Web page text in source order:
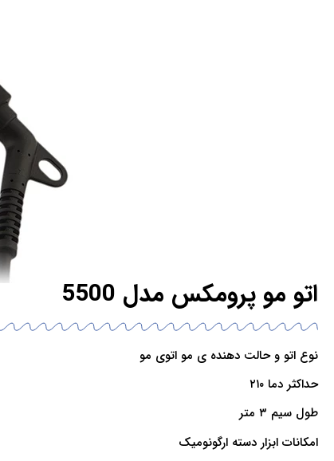
اتو مو پرومکس مدل 5500
نوع اتو و حالت دهنده ی مو اتوی مو
حداکثر دما ۲۱۰
طول سیم ۳ متر
امکانات ابزار دسته ارگونومیک